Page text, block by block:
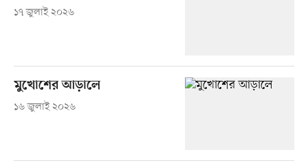
১৭ জুলাই ২০২৬
মুখোশের আড়ালে
১৬ জুলাই ২০২৬